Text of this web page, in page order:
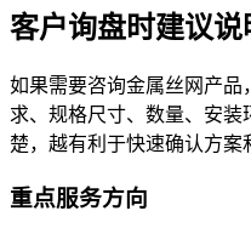
客户询盘时建议说
如果需要咨询金属丝网产
求、规格尺寸、数量、安
楚，越有利于快速确认方案
重点服务方向